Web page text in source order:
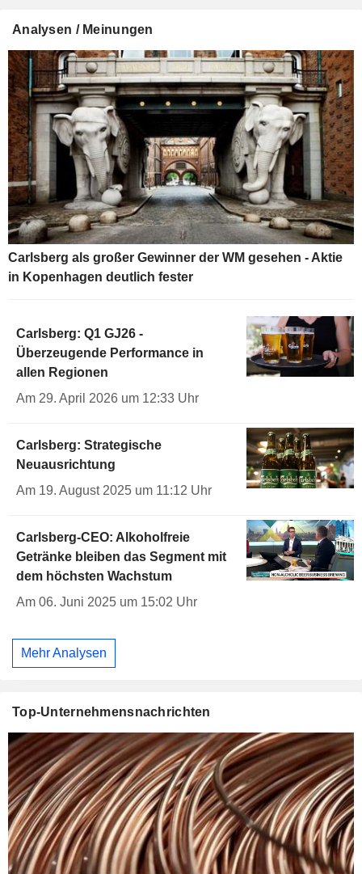
Analysen / Meinungen
Carlsberg als großer Gewinner der WM gesehen - Aktie
in Kopenhagen deutlich fester
Carlsberg: Q1 GJ26 -
Überzeugende Performance in
allen Regionen
Am 29. April 2026 um 12:33 Uhr
Carlsberg: Strategische
Neuausrichtung
Am 19. August 2025 um 11:12 Uhr
Carlsberg-CEO: Alkoholfreie
Getränke bleiben das Segment mit
dem höchsten Wachstum
Am 06. Juni 2025 um 15:02 Uhr
Mehr Analysen
Top-Unternehmensnachrichten